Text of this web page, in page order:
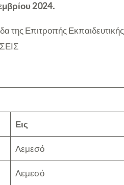
2024.
της Επιτροπής Εκπαιδευτικής
Εις
Λεμεσό
Λεμεσό